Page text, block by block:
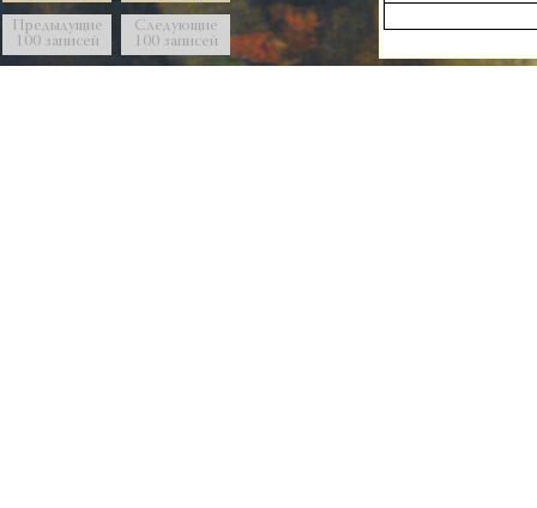
Предыдущие
100 записей
Следующие
100 записей